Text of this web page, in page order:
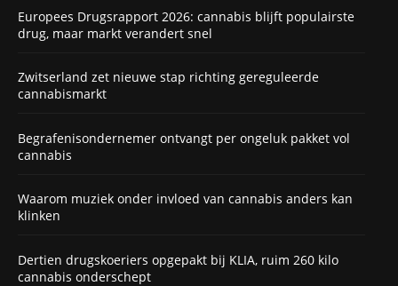
Europees Drugsrapport 2026: cannabis blijft populairste
drug, maar markt verandert snel
Zwitserland zet nieuwe stap richting gereguleerde
cannabismarkt
Begrafenisondernemer ontvangt per ongeluk pakket vol
cannabis
Waarom muziek onder invloed van cannabis anders kan
klinken
Dertien drugskoeriers opgepakt bij KLIA, ruim 260 kilo
cannabis onderschept